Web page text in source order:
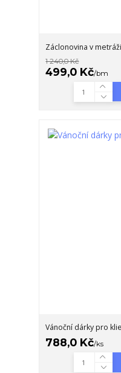
Záclonovina v
1 240,0 Kč
499,0 Kč/bm
Vánoční dárky pro
788,0 Kč/ks